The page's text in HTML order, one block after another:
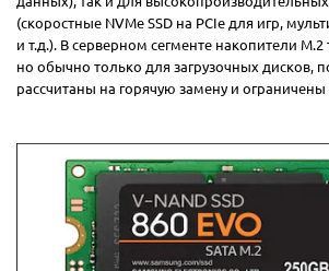
(скоростные NVMe SSD на PCIe для игр,
и т.д.). В серверном сегменте накопители
но обычно только для загрузочных дисков,
рассчитаны на горячую замену и